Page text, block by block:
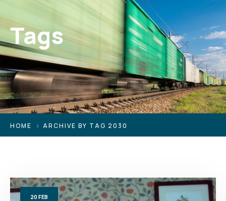
Tags
HOME ARCHIVE BY TAG 2030
20FEB